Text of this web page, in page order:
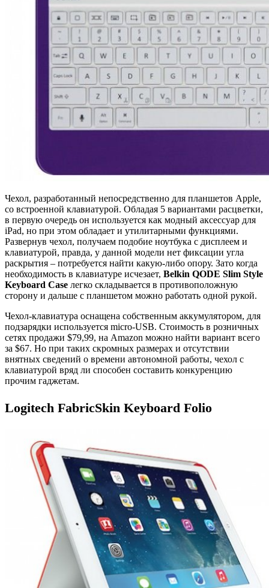
Чехол, разработанный непосредственно для планшетов Apple,
со встроенной клавиатурой. Обладая 5 вариантами расцветки,
в первую очередь он используется как модный аксессуар для
iPad, но при этом обладает и утилитарными функциями.
Развернув чехол, получаем подобие ноутбука с дисплеем и
клавиатурой, правда, у данной модели нет фиксации угла
раскрытия – потребуется найти какую-либо опору. Зато когда
необходимость в клавиатуре исчезает, Belkin QODE Slim Style
Keyboard Case легко складывается в противоположную
сторону и дальше с планшетом можно работать одной рукой.
Чехол-клавиатура оснащена собственным аккумулятором, для
подзарядки используется micro-USB. Стоимость в розничных
сетях продажи $79,99, на Amazon можно найти вариант всего
за $67. Но при таких скромных размерах и отсутствии
внятных сведений о времени автономной работы, чехол с
клавиатурой вряд ли способен составить конкуренцию
прочим гаджетам.
Logitech FabricSkin Keyboard Folio